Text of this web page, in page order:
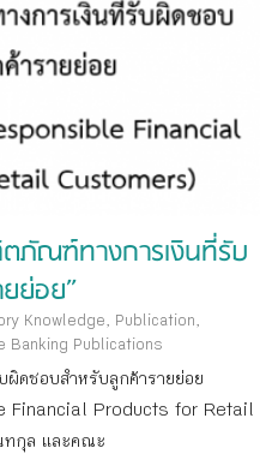
ภัณฑ์ทางการเงินที่รับ
ย่อย”
Knowledge, Publication,
Banking Publications
ดชอบสำหรับลูกค้ารายย่อย
Financial Products for Retail
ทกุล และคณะ